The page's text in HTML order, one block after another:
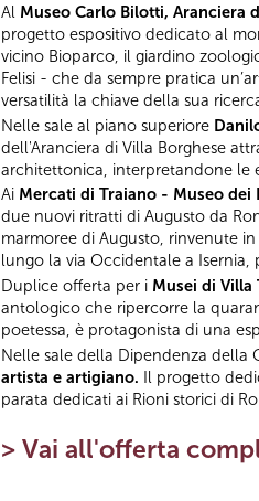
Al Museo Carlo Bilotti, Aranciera
progetto espositivo dedicato al
vicino Bioparco, il giardino
Felisi - che da sempre pratica
versatilità la chiave della sua
Nelle sale al piano superiore
dell'Aranciera di Villa Borghese
architettonica, interpretandone le
Ai Mercati di Traiano - Museo dei
due nuovi ritratti di Augusto da
marmoree di Augusto, rinvenute
lungo la via Occidentale a
Duplice offerta per i Musei di Villa
antologico che ripercorre la
poetessa, è protagonista di una
Nelle sale della Dipendenza della
artista e artigiano. Il progetto
parata dedicati ai Rioni storici di
> Vai all'offerta